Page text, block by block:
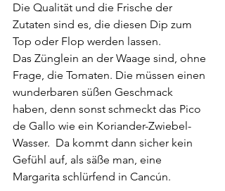
Die Qualität und die Frische der
Zutaten sind es, die diesen Dip zum
Top oder Flop werden lassen.
Das Zünglein an der Waage sind, ohne
Frage, die Tomaten. Die müssen einen
wunderbaren süßen Geschmack
haben, denn sonst schmeckt das Pico
de Gallo wie ein Koriander-Zwiebel-
Wasser.  Da kommt dann sicher kein
Gefühl auf, als säße man, eine
Margarita schlürfend in Cancún.